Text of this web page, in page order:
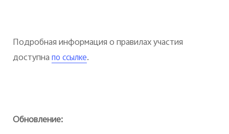
Подробная информация о правилах участия
доступнапо ссылке.
Обновление: